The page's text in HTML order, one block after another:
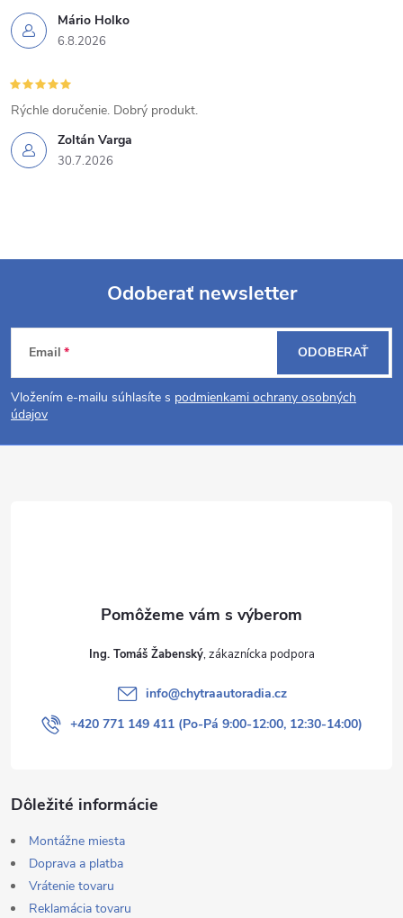
Mário Holko
6.8.2026
Zoltán Varga
30.7.2026
Rýchle doručenie. Dobrý produkt.
Z
á
p
Odoberať newsletter
Email
Vložením e-mailu súhlasíte s podmienkami ochrany osobných
údajov
ODOBERAŤ
Ing. Tomáš Žabenský
info@chytraautoradia.cz
+420 771 149 411 (Po-Pá 9:00-12:00, 12:30-14:00)
Dôležité informácie
Montážne miesta
Doprava a platba
Vrátenie tovaru
Reklamácia tovaru